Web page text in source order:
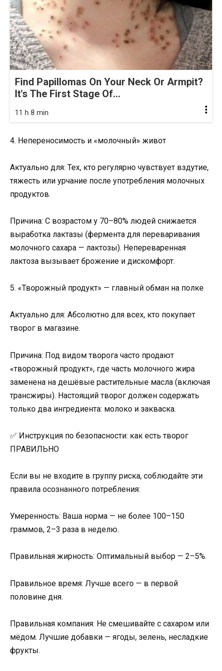
Find Papillomas On Your Neck Or Armpit?
It's The First Stage Of...
11 h 8 min
4. Непереносимость и «молочный» живот
Актуально для: Тех, кто регулярно чувствует вздутие,
тяжесть или урчание после употребления молочных
продуктов.
Причина: С возрастом у 70–80% людей снижается
выработка лактазы (фермента для переваривания
молочного сахара — лактозы). Непереваренная
лактоза вызывает брожение и дискомфорт.
5. «Творожный продукт» — главный обман на полке
Актуально для: Абсолютно для всех, кто покупает
творог в магазине.
Причина: Под видом творога часто продают
«творожный продукт», где часть молочного жира
заменена на дешёвые растительные масла (включая
трансжиры). Настоящий творог должен содержать
только два ингредиента: молоко и закваска.
✅ Инструкция по безопасности: как есть творог
ПРАВИЛЬНО
Если вы не входите в группу риска, соблюдайте эти
правила осознанного потребления:
Умеренность: Ваша норма — не более 100–150
граммов, 2–3 раза в неделю.
Правильная жирность: Оптимальный выбор — 2–5%.
Правильное время: Лучше всего — в первой
половине дня.
Правильная компания: Не смешивайте с сахаром или
мёдом. Лучшие добавки — ягоды, зелень, несладкие
фрукты.